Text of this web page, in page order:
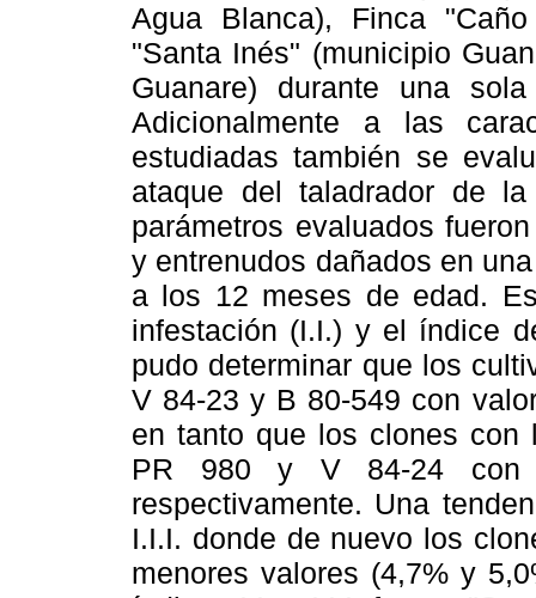
Agua Blanca), Finca
"Santa Inés" (municipio
Guanare) durante una
Adicionalmente a las
estudiadas también se
ataque del taladrador de
parámetros evaluados
y entrenudos dañados en
a los 12 meses de edad.
infestación (I.I.) y el índice
pudo determinar que los
V 84-23 y B 80-549 con
en tanto que los clones con
PR 980 y V 84-24 con
respectivamente. Una
I.I.I. donde de nuevo los
menores valores (4,7% y